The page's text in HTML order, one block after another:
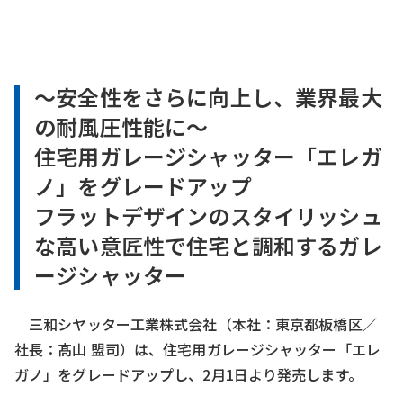
～安全性をさらに向上し、業界最大
の耐風圧性能に～
住宅用ガレージシャッター「エレガ
ノ」をグレードアップ
フラットデザインのスタイリッシュ
な高い意匠性で住宅と調和するガレ
ージシャッター
三和シヤッター工業株式会社（本社：東京都板橋区／
社長：髙山 盟司）は、住宅用ガレージシャッター「エレ
ガノ」をグレードアップし、2月1日より発売します。